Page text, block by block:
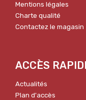
Mentions légales
Charte qualité
Contactez le magasin
ACCÈS
Actualités
Plan d'accès